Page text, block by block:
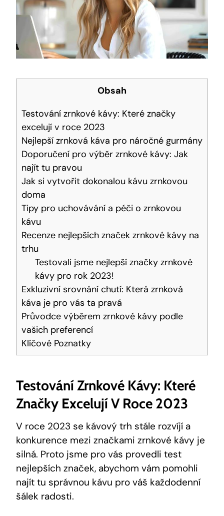
Obsah
Testování zrnkové kávy: Které značky
excelují v roce 2023
Nejlepší zrnková káva pro náročné gurmány
Doporučení pro výběr zrnkové kávy: Jak
najít tu pravou
Jak si vytvořit dokonalou kávu zrnkovou
doma
Tipy pro uchovávání a péči o zrnkovou
kávu
Recenze nejlepších značek zrnkové kávy na
trhu
Testovali jsme nejlepší značky zrnkové
kávy pro rok 2023!
Exkluzivní srovnání chutí: Která zrnková
káva je pro vás ta pravá
Průvodce výběrem zrnkové kávy podle
vašich preferencí
Klíčové Poznatky
Testování Zrnkové Kávy: Které
Značky Excelují V Roce 2023
V roce 2023 se kávový trh stále rozvíjí a
konkurence mezi značkami zrnkové kávy je
silná. Proto jsme pro vás provedli test
nejlepších značek, abychom vám pomohli
najít tu správnou kávu pro váš každodenní
šálek radosti.